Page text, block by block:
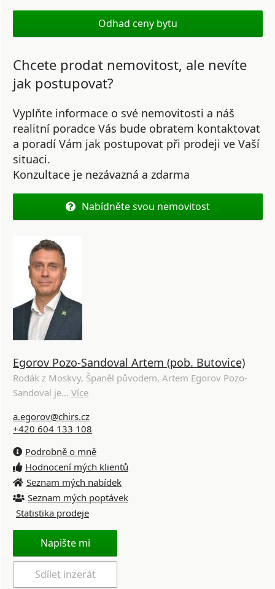
Odhad ceny bytu
Chcete prodat nemovitost, ale nevíte
jak postupovat?
Vyplňte informace o své nemovitosti a náš
realitní poradce Vás bude obratem kontaktovat
a poradí Vám jak postupovat při prodeji ve Vaší
situaci.
Konzultace je nezávazná a zdarma
Nabídněte svou nemovitost
Egorov Pozo-Sandoval Artem (pob. Butovice)
Rodák z Moskvy, Španěl původem, Artem Egorov Pozo-
Sandoval je... Více
a.egorov@chirs.cz
+420 604 133 108
Podrobně o mně
Hodnocení mých klientů
Seznam mých nabídek
Seznam mých poptávek
Statistika prodeje
Napište mi
Sdílet inzerát